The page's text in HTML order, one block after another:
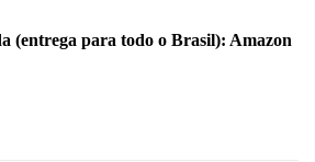
(entrega para todo o Brasil): Amazon